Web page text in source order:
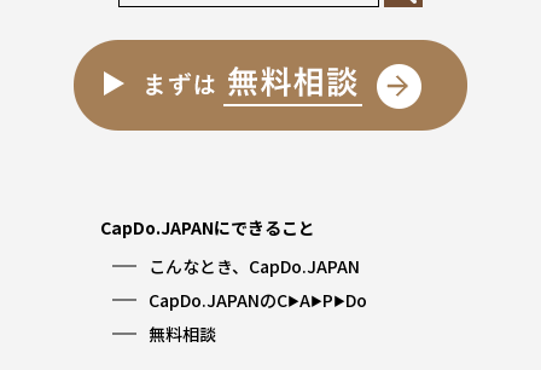
CapDo.JAPANにできること
こんなとき、CapDo.JAPAN
CapDo.JAPANのC▶︎A▶︎P▶︎Do
無料相談